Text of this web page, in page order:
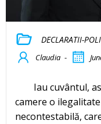
DECLARATII-
Claudia -
Iau cuvântul,
camere o
necontestabilă,